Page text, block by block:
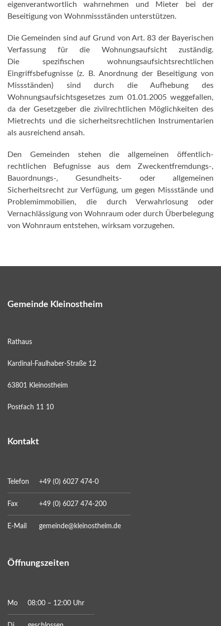
eigenverantwortlich wahrnehmen und Mieter bei der
Beseitigung von Wohnmissständen unterstützen.
Die Gemeinden sind auf Grund von Art. 83 der Bayerischen
Verfassung für die Wohnungsaufsicht zuständig.
Die spezifischen wohnungsaufsichtsrechtlichen
Eingriffsbefugnisse (z. B. Anordnung der Beseitigung von
Missständen) sind durch die Aufhebung des
Wohnungsaufsichtsgesetzes zum 01.01.2005 weggefallen,
da der Gesetzgeber die zivilrechtlichen Möglichkeiten des
Mietrechts und die sicherheitsrechtlichen Instrumentarien
als ausreichend ansah.
Den Gemeinden stehen die allgemeinen öffentlich-
rechtlichen Befugnisse aus dem Zweckentfremdungs-,
Bauordnungs-, Gesundheits- oder allgemeinen
Sicherheitsrecht zur Verfügung, um gegen Missstände und
Problemimmobilien, die durch Verwahrlosung oder
Vernachlässigung von Wohnraum oder durch Überbelegung
von Wohnraum entstehen, wirksam vorzugehen.
Gemeinde Kleinostheim
Rathaus
Kardinal-Faulhaber-Straße 12
63801 Kleinostheim
Postfach 11 10
Kontakt
Telefon +49 (0) 6027 474-0
Fax +49 (0) 6027 474-200
E-Mail gemeinde@kleinostheim.de
Öffnungszeiten
Mo 08:00 – 12:00 Uhr